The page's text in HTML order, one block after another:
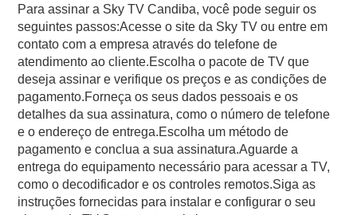
Para assinar a Sky TV Candiba, você pode seguir os
seguintes passos:Acesse o site da Sky TV ou entre em
contato com a empresa através do telefone de
atendimento ao cliente.Escolha o pacote de TV que
deseja assinar e verifique os preços e as condições de
pagamento.Forneça os seus dados pessoais e os
detalhes da sua assinatura, como o número de telefone
e o endereço de entrega.Escolha um método de
pagamento e conclua a sua assinatura.Aguarde a
entrega do equipamento necessário para acessar a TV,
como o decodificador e os controles remotos.Siga as
instruções fornecidas para instalar e configurar o seu